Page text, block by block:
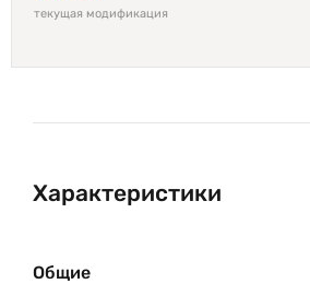
текущая модификация
Характеристики
Общие